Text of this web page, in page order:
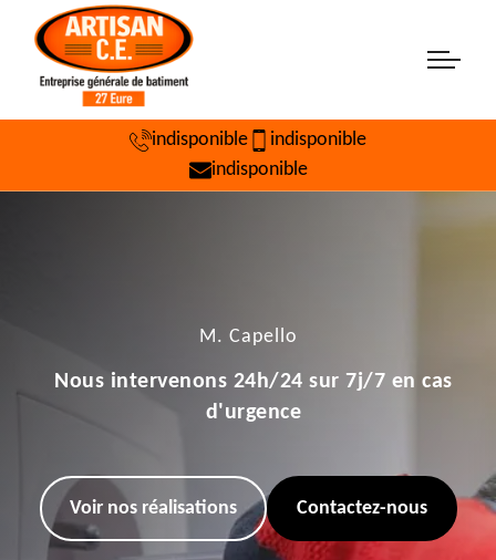
indisponible
indisponible
indisponible
M. Capello
Nous intervenons 24h/24 sur 7j/7 en cas
d'urgence
Voir nos réalisations Contactez-nous